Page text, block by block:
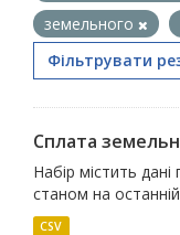
земельного
Фільтрувати
Сплата
Набір містить
станом на
CSV